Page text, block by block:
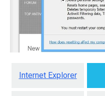
Internet Explorer